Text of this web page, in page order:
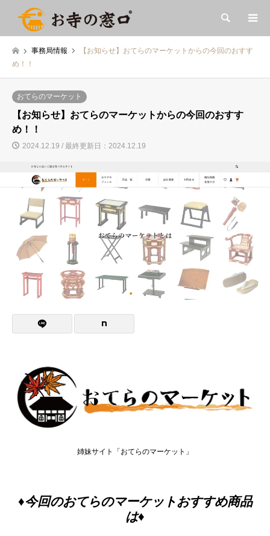
検索
事務局情報
【お知らせ】おてらのマーケットからの今回のおすす
め！！
おてらのマーケット
【お知らせ】おてらのマーケットからの今回のおすす
め！！
2024.12.19 / 最終更新日：2024.12.19
姉妹サイト「おてらのマーケット」
♦今回のおてらのマーケットおすすめ商品
は♦